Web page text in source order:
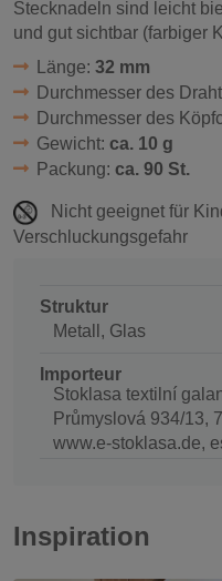
Stecknadeln sind leicht
und gut sichtbar (farbiger
Länge: 32 mm
Durchmesser des
Durchmesser des
Gewicht: ca. 10 g
Packung: ca. 90 St.
Nicht geeignet für
Verschluckungsgefahr
Struktur
Metall, Glas
Importeur
Stoklasa textilní
Průmyslová 934/13,
www.e-stoklasa.de,
Inspiration